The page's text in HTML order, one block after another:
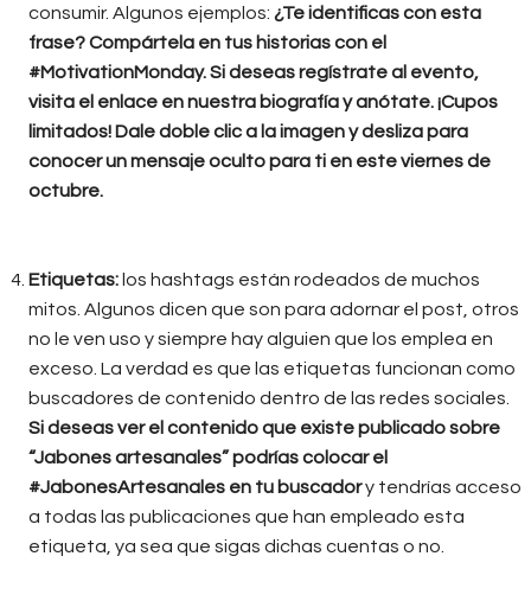
consumir. Algunos ejemplos:¿Te identificas con esta
frase? Compártela en tus historias con el
#MotivationMonday. Si deseas regístrate al evento,
visita el enlace en nuestra biografía y anótate. ¡Cupos
limitados! Dale doble clic a la imagen y desliza para
conocer un mensaje oculto para ti en este viernes de
octubre.
Etiquetas: los hashtags están rodeados de muchos
mitos. Algunos dicen que son para adornar el post, otros
no le ven uso y siempre hay alguien que los emplea en
exceso. La verdad es que las etiquetas funcionan como
buscadores de contenido dentro de las redes sociales.
Si deseas ver el contenido que existe publicado sobre
“Jabones artesanales” podrías colocar el
#JabonesArtesanales en tu buscadory tendrías acceso
a todas las publicaciones que han empleado esta
etiqueta, ya sea que sigas dichas cuentas o no.